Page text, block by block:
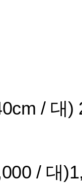
/ 대)
/ 대